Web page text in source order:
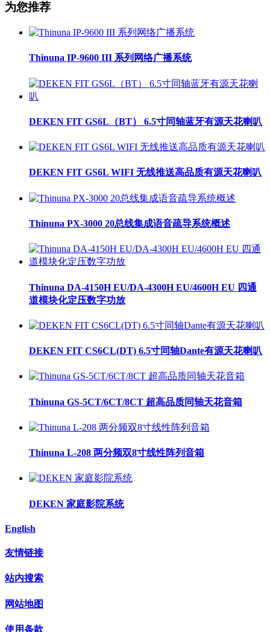
为您推荐
Thinuna IP-9600 III 系列网络广播系统
DEKEN FIT GS6L（BT） 6.5寸同轴蓝牙有源天花喇叭
DEKEN FIT GS6L WIFI 无线推送高品质有源天花喇叭
Thinuna PX-3000 20总线集成语音疏导系统概述
Thinuna DA-4150H EU/DA-4300H EU/4600H EU 四通
道模块化定压数字功放
DEKEN FIT CS6CL(DT) 6.5寸同轴Dante有源天花喇叭
Thinuna GS-5CT/6CT/8CT 超高品质同轴天花音箱
Thinuna L-208 两分频双8寸线性阵列音箱
DEKEN 家庭影院系统
English
友情链接
站内搜索
网站地图
使用条款